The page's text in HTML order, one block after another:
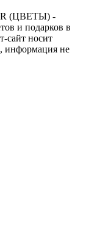
(ЦВЕТЫ) -
и подарков в
сайт носит
информация не